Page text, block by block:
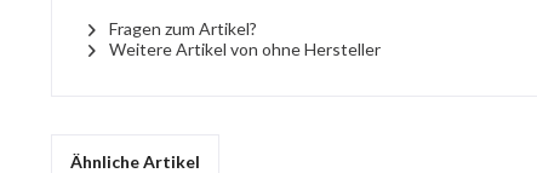
Fragen zum Artikel?
Weitere Artikel von ohne Hersteller
Ähnliche Artikel